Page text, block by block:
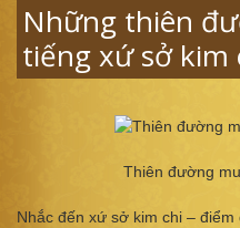
Những thiên
tiếng xứ sở kim
Thiên đường
Nhắc đến xứ sở kim chi –